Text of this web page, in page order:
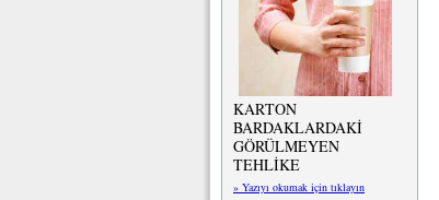
KARTON
BARDAKLARDAKİ
GÖRÜLMEYEN
TEHLİKE
» Yazıyı okumak için tıklayın